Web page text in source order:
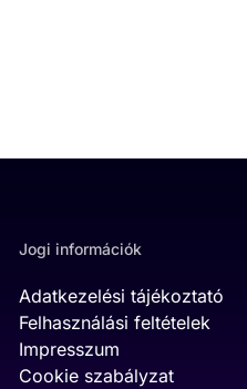
Jogi információk
Adatkezelési tájékoztató
Felhasználási feltételek
Impresszum
Cookie szabályzat